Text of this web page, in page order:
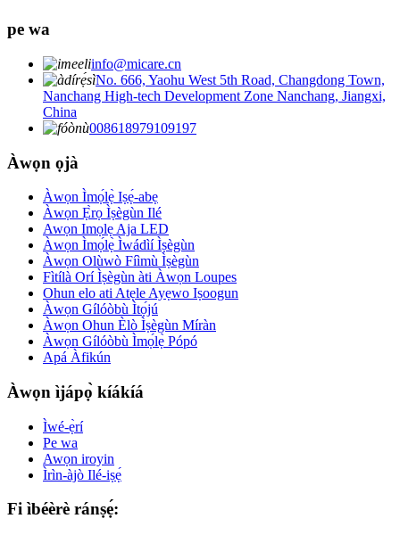
pe wa
info@micare.cn
No. 666, Yaohu West 5th Road, Changdong Town,
Nanchang High-tech Development Zone Nanchang, Jiangxi,
China
008618979109197
Àwọn ọjà
Àwọn Ìmọ́lẹ̀ Iṣẹ́-abẹ
Àwọn Ẹ̀rọ Ìṣègùn Ilé
Awọn Imọlẹ Aja LED
Àwọn Ìmọ́lẹ̀ Ìwádìí Ìṣègùn
Àwọn Olùwò Fíìmù Ìṣègùn
Fìtílà Orí Ìṣègùn àti Àwọn Loupes
Ohun elo ati Atẹle Ayẹwo Iṣoogun
Àwọn Gílóòbù Ìtọ́jú
Àwọn Ohun Èlò Ìṣègùn Míràn
Àwọn Gílóòbù Ìmọ́lẹ̀ Pópó
Apá Àfikún
Àwọn ìjápọ̀ kíákíá
Ìwé-ẹ̀rí
Pe wa
Awọn iroyin
Ìrìn-àjò Ilé-iṣẹ́
Fi ìbéèrè ránṣẹ́: